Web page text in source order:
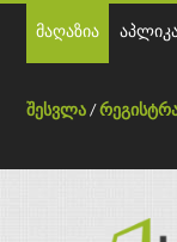
მაღაზია
შესვლა /